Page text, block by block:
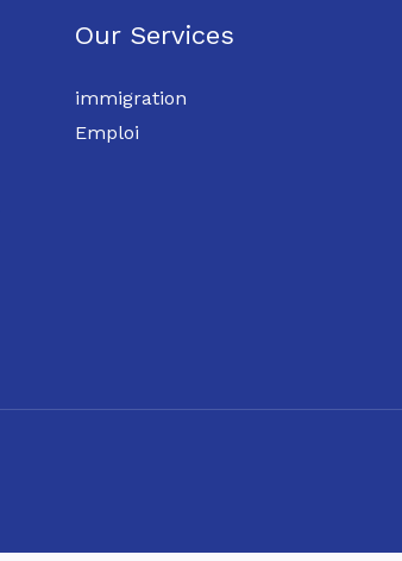
Our Services
immigration
Emploi